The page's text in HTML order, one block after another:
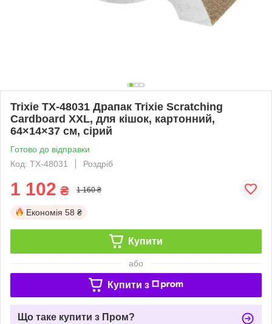
Trixie TX-48031 Драпак Trixie Scratching
Cardboard XXL, для кішок, картонний,
64×14×37 см, сірий
Готово до відправки
Код: TX-48031
Роздріб
1 102 ₴ 1 160 ₴
Економія 58 ₴
Купити
або
Купити з
Що таке купити з Пром?